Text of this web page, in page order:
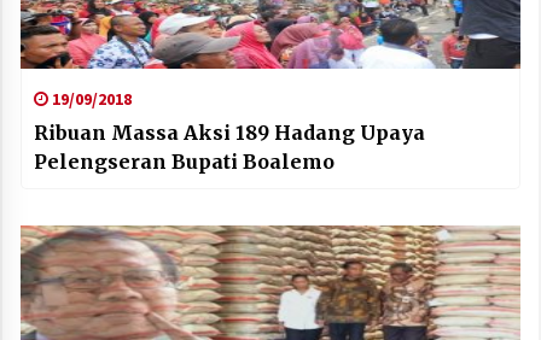
19/09/2018
Ribuan Massa Aksi 189 Hadang Upaya
Pelengseran Bupati Boalemo